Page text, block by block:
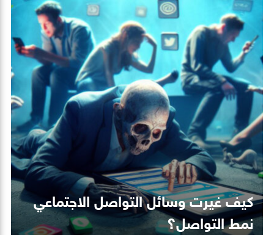
كيف غيرت وسائل التواصل الاجتماعي
نمط التواصل؟